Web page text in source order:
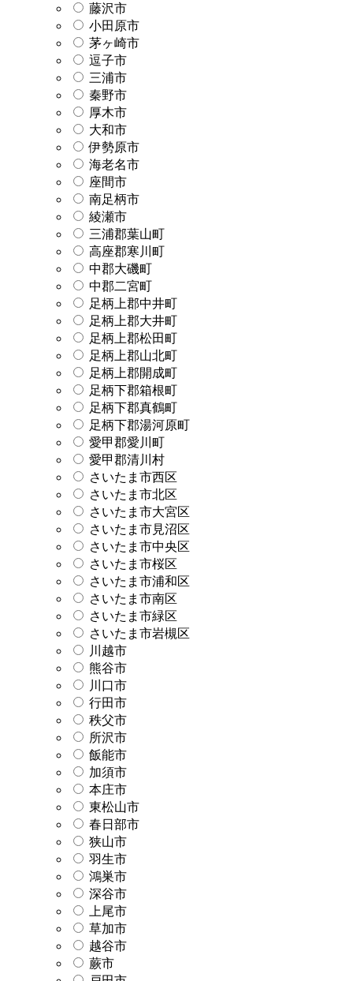
藤沢市
小田原市
茅ヶ崎市
逗子市
三浦市
秦野市
厚木市
大和市
伊勢原市
海老名市
座間市
南足柄市
綾瀬市
三浦郡葉山町
高座郡寒川町
中郡大磯町
中郡二宮町
足柄上郡中井町
足柄上郡大井町
足柄上郡松田町
足柄上郡山北町
足柄上郡開成町
足柄下郡箱根町
足柄下郡真鶴町
足柄下郡湯河原町
愛甲郡愛川町
愛甲郡清川村
さいたま市西区
さいたま市北区
さいたま市大宮区
さいたま市見沼区
さいたま市中央区
さいたま市桜区
さいたま市浦和区
さいたま市南区
さいたま市緑区
さいたま市岩槻区
川越市
熊谷市
川口市
行田市
秩父市
所沢市
飯能市
加須市
本庄市
東松山市
春日部市
狭山市
羽生市
鴻巣市
深谷市
上尾市
草加市
越谷市
蕨市